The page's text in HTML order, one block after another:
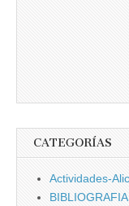
CATEGORÍAS
Actividades-
BIBLIOGRAFIA